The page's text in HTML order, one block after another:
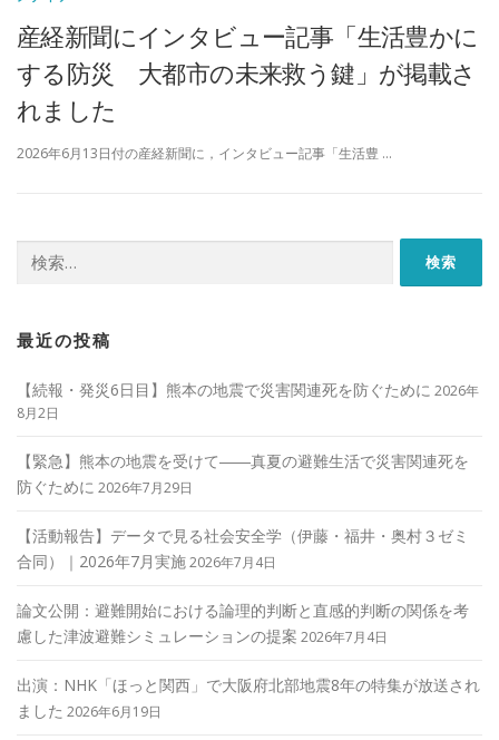
産経新聞にインタビュー記事「生活豊かに
する防災 大都市の未来救う鍵」が掲載さ
れました
2026年6月13日付の産経新聞に，インタビュー記事「生活豊 …
索:
最近の投稿
【続報・発災6日目】熊本の地震で災害関連死を防ぐために 2026年
8月2日
【緊急】熊本の地震を受けて――真夏の避難生活で災害関連死を
防ぐために 2026年7月29日
【活動報告】データで見る社会安全学（伊藤・福井・奥村３ゼミ
合同）｜2026年7月実施2026年7月4日
論文公開：避難開始における論理的判断と直感的判断の関係を考
慮した津波避難シミュレーションの提案 2026年7月4日
出演：NHK「ほっと関西」で大阪府北部地震8年の特集が放送され
ました 2026年6月19日